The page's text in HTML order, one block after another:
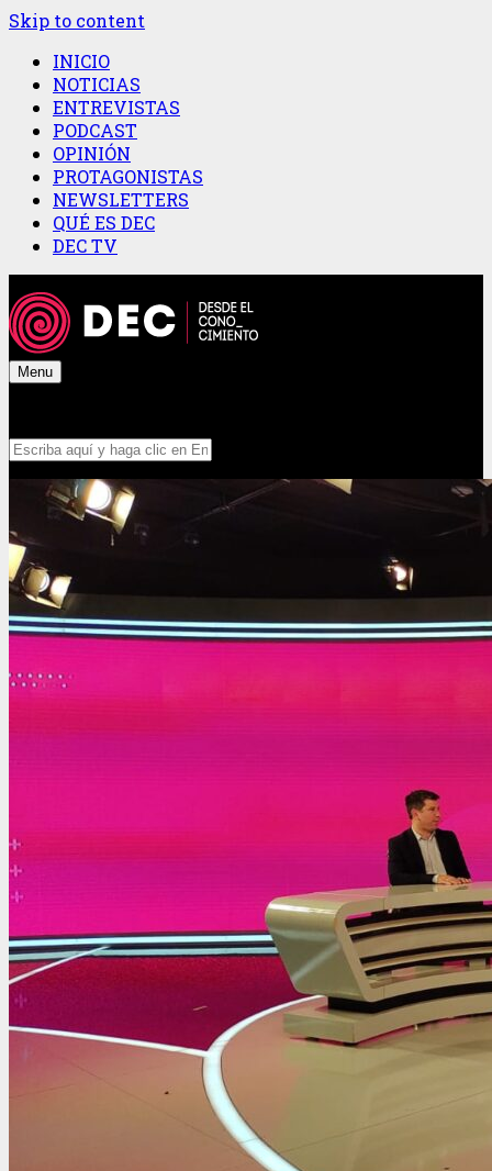
Skip to content
INICIO
NOTICIAS
ENTREVISTAS
PODCAST
OPINIÓN
PROTAGONISTAS
NEWSLETTERS
QUÉ ES DEC
DEC TV
Menu